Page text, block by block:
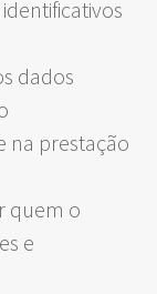
dados
na prestação
quem o
e